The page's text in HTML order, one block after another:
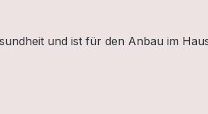
und ist für den Anbau im